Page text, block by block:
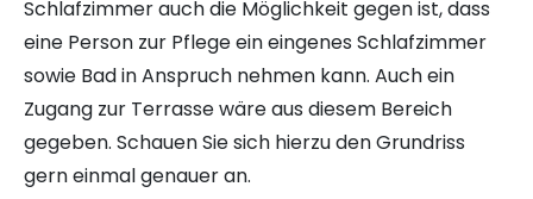
Schlafzimmer auch die Möglichkeit gegen ist, dass
eine Person zur Pflege ein eingenes Schlafzimmer
sowie Bad in Anspruch nehmen kann. Auch ein
Zugang zur Terrasse wäre aus diesem Bereich
gegeben. Schauen Sie sich hierzu den Grundriss
gern einmal genauer an.